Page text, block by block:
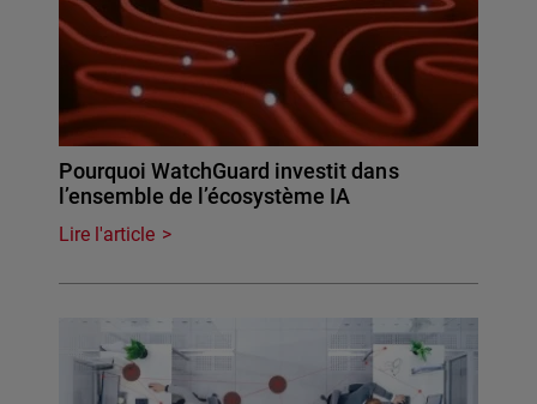
Pourquoi WatchGuard investit dans
l’ensemble de l’écosystème IA
Lire l'article